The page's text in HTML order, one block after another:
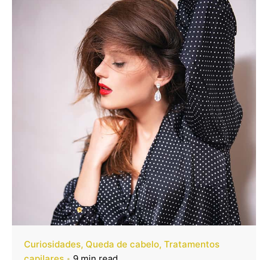
Curiosidades Queda de cabelo Tratamentos